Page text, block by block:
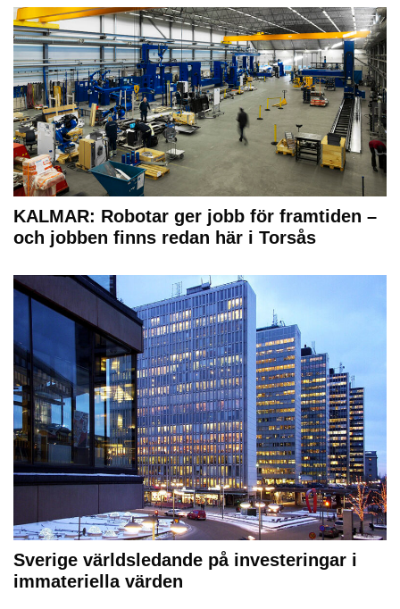
KALMAR: Robotar ger jobb för framtiden –
och jobben finns redan här i Torsås
Sverige världsledande på investeringar i
immateriella värden